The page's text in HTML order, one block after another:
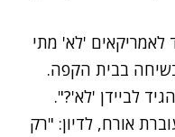
לאמריקאים 'לא' מתי
בבית הקפה.
לביידן 'לא'?".
אורח, לדיון: "רק